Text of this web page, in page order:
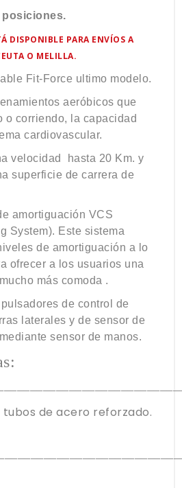
posiciones.
DISPONIBLE PARA ENVÍOS A
O MELILLA.
Fit-Force ultimo modelo.
aeróbicos que
o corriendo, la capacidad
cardiovascular.
velocidad hasta 20 Km. y
superficie de carrera de
amortiguación VCS
System). Este sistema
de amortiguación a lo
ofrecer a los usuarios una
más comoda .
de control de
laterales y de sensor de
sensor de manos.
de acero reforzado.